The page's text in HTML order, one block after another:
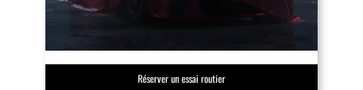
Réserver un essai routier